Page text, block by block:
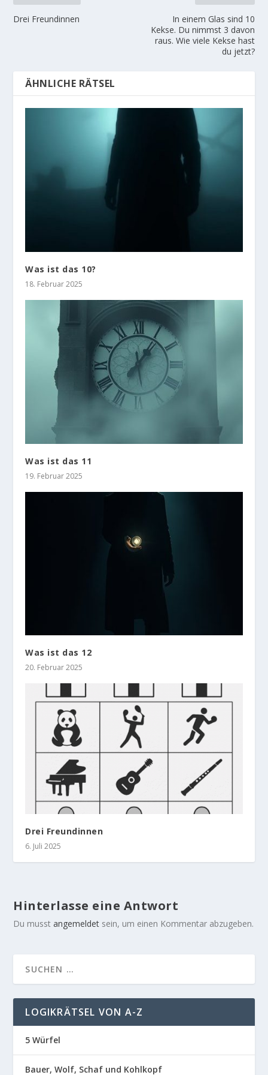
Drei Freundinnen
In einem Glas sind 10
Kekse. Du nimmst 3 davon
raus. Wie viele Kekse hast
du jetzt?
ÄHNLICHE RÄTSEL
Was ist das 10?
18. Februar 2025
Was ist das 11
19. Februar 2025
Was ist das 12
20. Februar 2025
Drei Freundinnen
6. Juli 2025
Hinterlasse eine Antwort
Du musstangemeldet sein, um einen Kommentar abzugeben.
LOGIKRÄTSEL VON A-Z
5 Würfel
Bauer, Wolf, Schaf und Kohlkopf